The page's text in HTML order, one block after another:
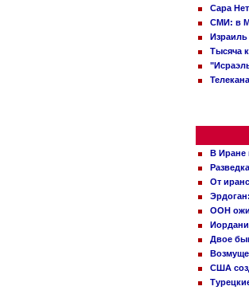
Сара
СМИ: в
Тысяча
В Иране
От
ООН
Двое
США